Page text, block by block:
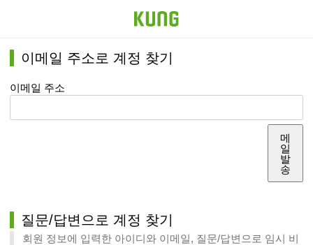
이메일 주소로 계정 찾기
이메일 주소
메
일
발
송
질문/답변으로 계정 찾기
회원 정보에 입력한 아이디와 이메일, 질문/답변으로 임시 비